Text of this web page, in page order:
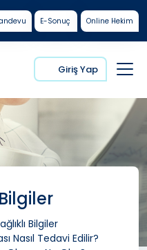
E-Sonuç Online Hekim
Giriş Yap
Bilgiler
Nasıl Tedavi Edilir?